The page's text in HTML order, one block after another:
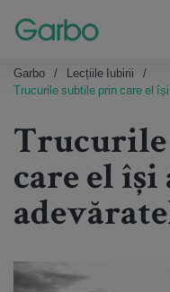
Garbo
Lecțiile Iubirii
Trucurile subtile prin care el
care el își